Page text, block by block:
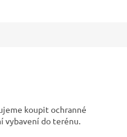
koupit ochranné
vybavení do terénu.